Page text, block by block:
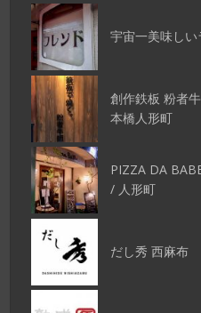
宇宙一美味し
創作鉄板 粉者
本橋人形町
PIZZA DA
/ 人形町
だし秀 西麻布